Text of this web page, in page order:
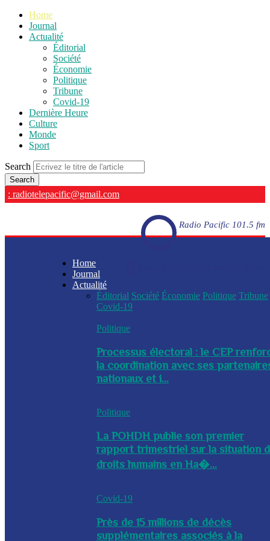
Home
Journal
Actualité
Éditorial
Société
Économie
Politique
Tribune
Covid-19
Dernière Heure
Culture
Monde
Sport
Search
: radiotelepacific@gmail.com
Radio Pacific 101.5 fm
Home
Journal
Actualité
Éditorial Société Économie Politique Tribune
Covid-19
Politique
Processus électoral : le CEP
la coordination avec ses
nationaux et i...
Politique
La POHDH publie son premier
rapport trimestriel sur la situation
droits humains en Ha�...
Covid-19
Près de 15 millions de décès
supplémentaires associés à la